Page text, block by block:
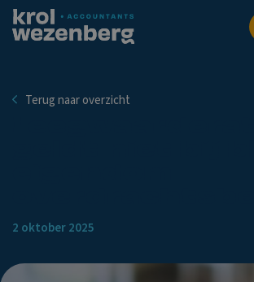
Terug naar overzicht
2 oktober 2025